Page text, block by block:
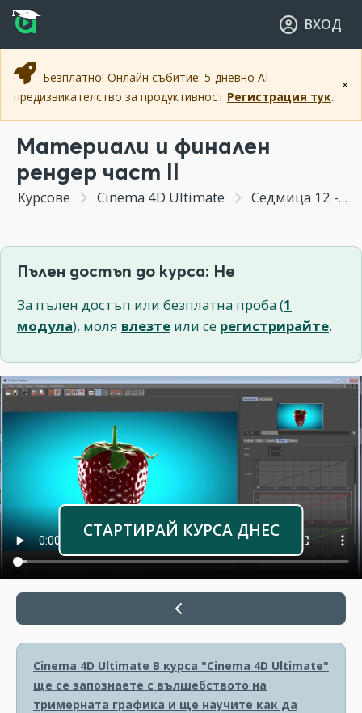
Прескочи към основното съдържание
Прескочи към навигацията
ВХОД
×
Безплатно! Онлайн събитие: 5-дневно AI
предизвикателство за продуктивност Регистрация тук.
Материали и финален
рендер част II
Курсове Cinema 4D Ultimate Седмица 12 - Бонус модул - Полезни инструменти, генератори и трикове в Cinema 4D
Пълен достъп до курса: Не
За пълен достъп или безплатна проба (1
модула), моля влезте или се регистрирайте.
СТАРТИРАЙ КУРСА ДНЕС
Cinema 4D Ultimate В курса "Cinema 4D Ultimate"
ще се запознаете с вълшебството на
тримерната графика и ще научите как да